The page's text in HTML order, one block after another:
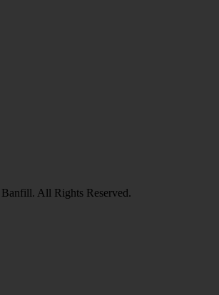
All Rights Reserved.